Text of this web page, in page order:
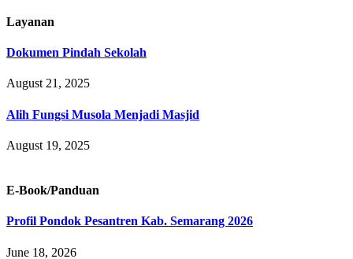
Layanan
Dokumen Pindah Sekolah
August 21, 2025
Alih Fungsi Musola Menjadi Masjid
August 19, 2025
E-Book/Panduan
Profil Pondok Pesantren Kab. Semarang 2026
June 18, 2026